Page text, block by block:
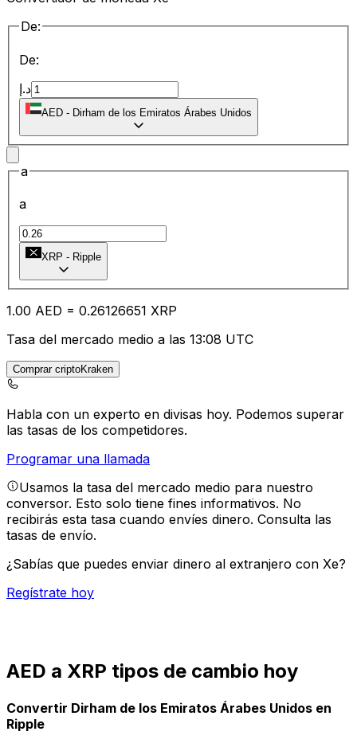
De:
De:
د.إ
AED - Dirham de los Emiratos Árabes Unidos
a
a
XRP - Ripple
1.00 AED = 0.26126651 XRP
Tasa del mercado medio a las 13:08 UTC
Comprar criptoKraken
Habla con un experto en divisas hoy. Podemos superar
las tasas de los competidores.
Programar una llamada
Usamos la tasa del mercado medio para nuestro
conversor. Esto solo tiene fines informativos. No
recibirás esta tasa cuando envíes dinero. Consulta las
tasas de envío.
¿Sabías que puedes enviar dinero al extranjero con Xe?
Regístrate hoy
AED a XRP tipos de cambio hoy
Convertir Dirham de los Emiratos Árabes Unidos en
Ripple